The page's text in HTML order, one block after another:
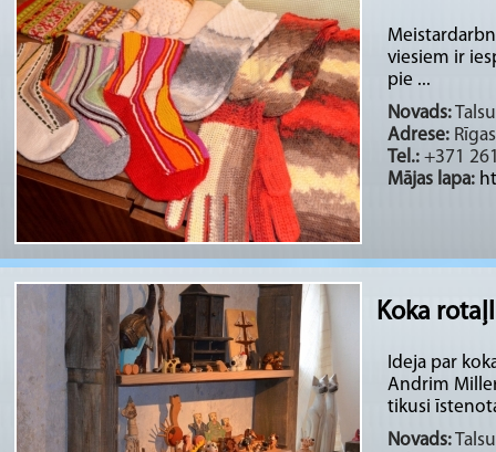
viesiem ir
pie ...
Novads:
Adrese:
Tel.: +371
Mājas lapa:
Koka
Ideja par
Andrim
tikusi
Novads: